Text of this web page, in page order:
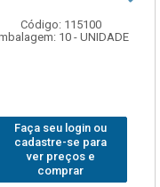
Código: 115100
10 - UNIDADE
Faça seu login ou
cadastre-se para
ver preços e
comprar